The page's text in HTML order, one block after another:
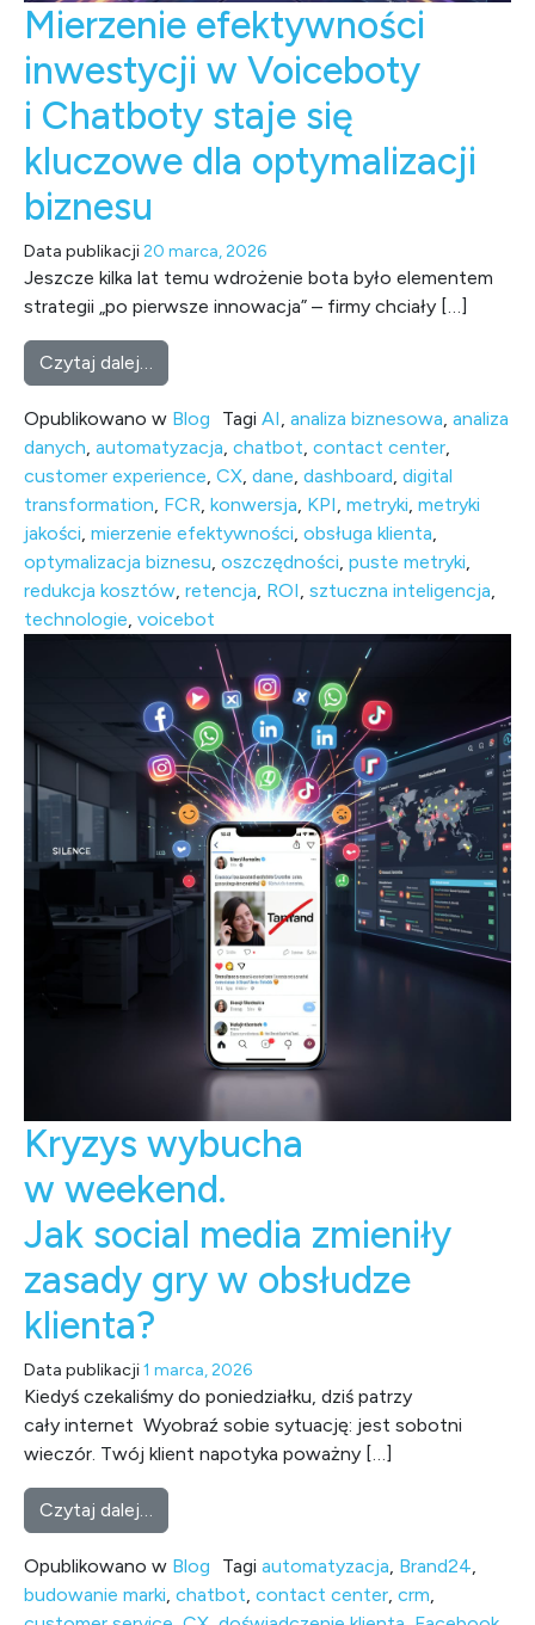
Mierzenie efektywności
inwestycji w Voiceboty
i Chatboty staje się
kluczowe dla optymalizacji
biznesu
Data publikacji20 marca, 2026
Jeszcze kilka lat temu wdrożenie bota było elementem
strategii „po pierwsze innowacja” – firmy chciały […]
Czytaj dalej…
Opublikowano w Blog Tagi AI analiza biznesowa analiza
danych automatyzacja chatbot contact center
customer experience CX dane dashboard digital
transformation FCR konwersja KPI metryki metryki
jakości mierzenie efektywności obsługa klienta
optymalizacja biznesu oszczędności puste metryki
redukcja kosztów retencja ROI sztuczna inteligencja
technologie voicebot
Kryzys wybucha
w weekend.
Jak social media zmieniły
zasady gry w obsłudze
klienta?
Data publikacji1 marca, 2026
Kiedyś czekaliśmy do poniedziałku, dziś patrzy
cały internet Wyobraź sobie sytuację: jest sobotni
wieczór. Twój klient napotyka poważny […]
Czytaj dalej…
Opublikowano w Blog Tagi automatyzacja Brand24
budowanie marki chatbot contact center crm